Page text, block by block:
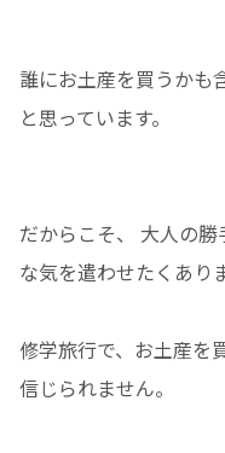
誰にお土産を買うかも
と思っています。
だからこそ、 大人の
な気を遣わせたくあり
修学旅行で、お土産を
信じられません。